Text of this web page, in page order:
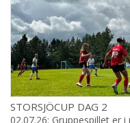
STORSJÖCUP DAG 2
02.07.26: Gruppespillet er